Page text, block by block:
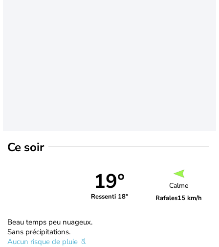
Ce soir
19°
Ressenti 18°
Calme
Rafales15 km/h
Beau temps peu nuageux.
Sans précipitations.
Aucun risque de pluie